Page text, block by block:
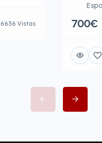
6636 Vistas 700€